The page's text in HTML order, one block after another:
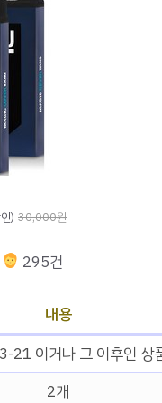
) 30,000원
295건
내용
21 이거나 그 이후인 상
2개